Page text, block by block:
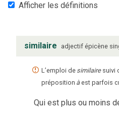
Afficher les définitions
similaire adjectif épicène
L’emploi de similaire suivi
préposition àest parfois
Qui est plus ou moins